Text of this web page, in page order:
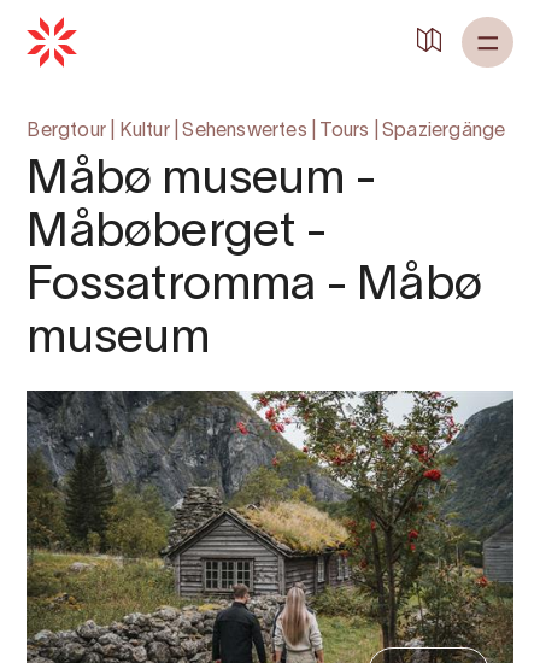
Bergtour Kultur|Sehenswertes Tours |Spaziergänge
Måbø museum -
Måbøberget -
Fossatromma - Måbø
museum